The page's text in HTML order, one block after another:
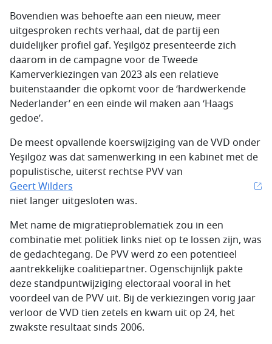
Bovendien was behoefte aan een nieuw, meer
uitgesproken rechts verhaal, dat de partij een
duidelijker profiel gaf. Yeşilgöz presenteerde zich
daarom in de campagne voor de Tweede
Kamerverkiezingen van 2023 als een relatieve
buitenstaander die opkomt voor de ‘hardwerkende
Nederlander’ en een einde wil maken aan ‘Haags
gedoe’.
De meest opvallende koerswijziging van de VVD onder
Yeşilgöz was dat samenwerking in een kabinet met de
populistische, uiterst rechtse PVV van
Geert Wilders
niet langer uitgesloten was.
Met name de migratieproblematiek zou in een
combinatie met politiek links niet op te lossen zijn, was
de gedachtegang. De PVV werd zo een potentieel
aantrekkelijke coalitiepartner. Ogenschijnlijk pakte
deze standpuntwijziging electoraal vooral in het
voordeel van de PVV uit. Bij de verkiezingen vorig jaar
verloor de VVD tien zetels en kwam uit op 24, het
zwakste resultaat sinds 2006.